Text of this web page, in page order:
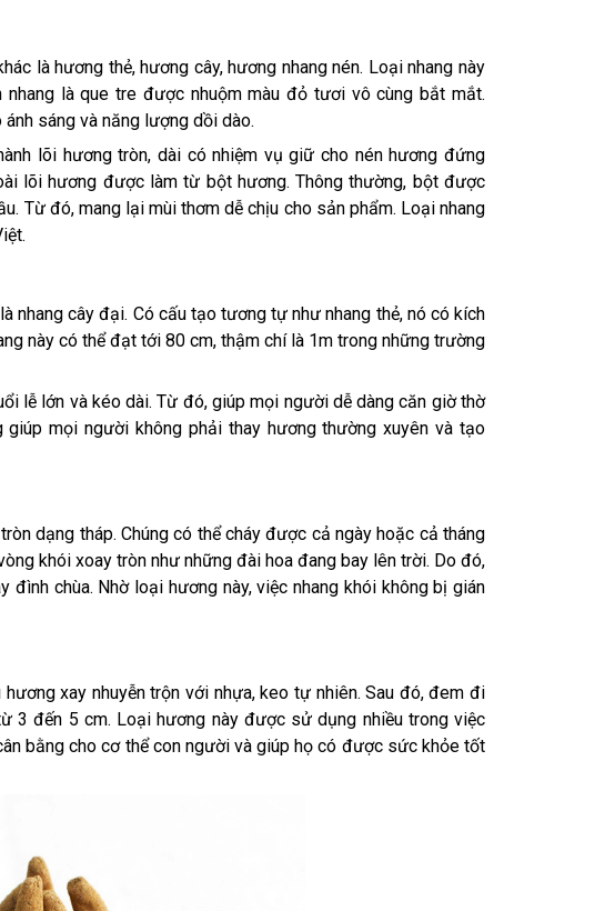
là hương thẻ, hương cây, hương nhang nén. Loại nhang này
là que tre được nhuộm màu đỏ tươi vô cùng bắt mắt.
sáng và năng lượng dồi dào.
lõi hương tròn, dài có nhiệm vụ giữ cho nén hương đứng
lõi hương được làm từ bột hương. Thông thường, bột được
Từ đó, mang lại mùi thơm dễ chịu cho sản phẩm. Loại nhang
nhang cây đại. Có cấu tạo tương tự như nhang thẻ, nó có kích
này có thể đạt tới 80 cm, thậm chí là 1m trong những trường
lễ lớn và kéo dài. Từ đó, giúp mọi người dễ dàng căn giờ thờ
mọi người không phải thay hương thường xuyên và tạo
dạng tháp. Chúng có thể cháy được cả ngày hoặc cả tháng
khói xoay tròn như những đài hoa đang bay lên trời. Do đó,
chùa. Nhờ loại hương này, việc nhang khói không bị gián
xay nhuyễn trộn với nhựa, keo tự nhiên. Sau đó, đem đi
3 đến 5 cm. Loại hương này được sử dụng nhiều trong việc
bằng cho cơ thể con người và giúp họ có được sức khỏe tốt